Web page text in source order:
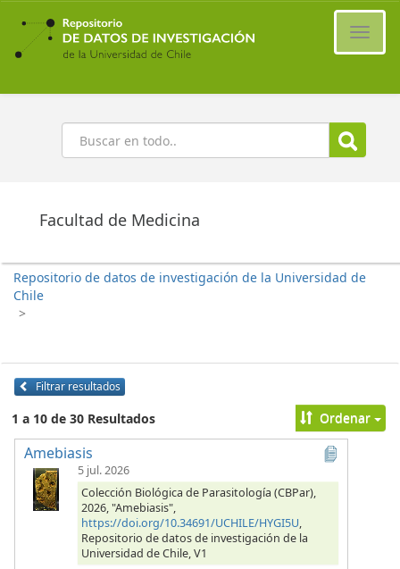
Ir
contenido
principal
Buscar
Facultad de Medicina
Repositorio de datos de investigación de la Universidad de
Chile
>
Filtrar resultados
1 a 10 de 30 Resultados Ordenar
Amebiasis
5 jul. 2026
Colección Biológica de Parasitología (CBPar),
2026, "Amebiasis",
https://doi.org/10.34691/UCHILE/HYGI5U,
Repositorio de datos de investigación de la
Universidad de Chile, V1